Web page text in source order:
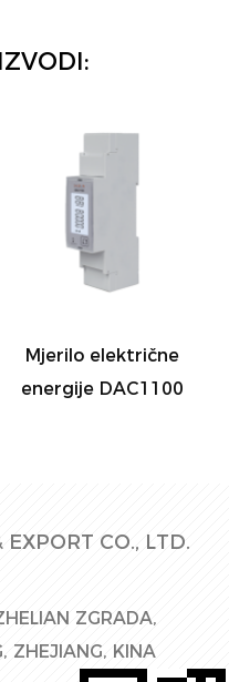
Mjerilo električne
energije DAC1100
CO., LTD.
ZGRADA,
ZHEJIANG, KINA